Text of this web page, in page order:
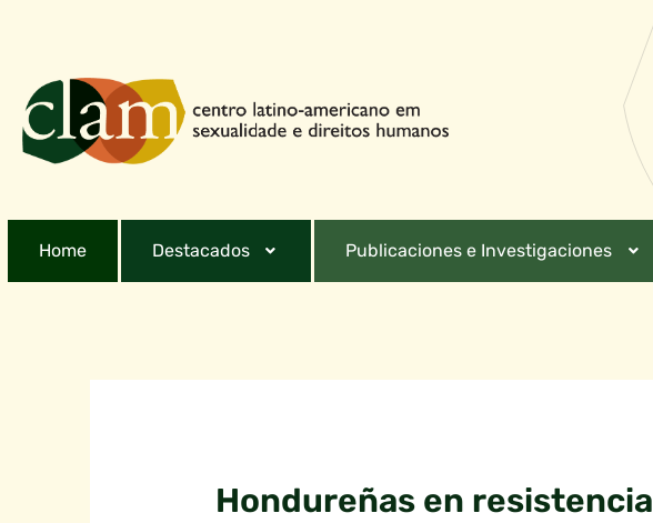
Home Destacados Publicaciones e Investigaciones
Hondureñas en resistencia